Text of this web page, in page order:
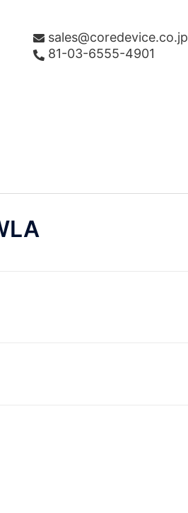
sales@coredevice.co.jp
81-03-6555-4901